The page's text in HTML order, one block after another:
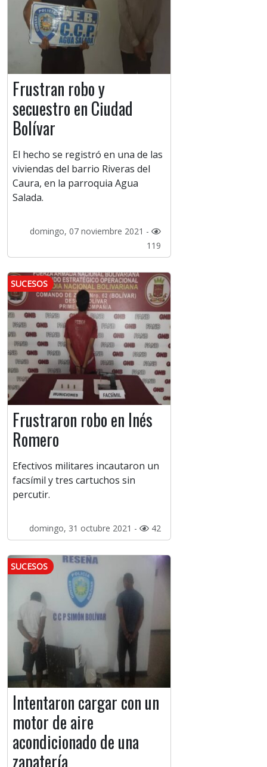
Frustran robo y
secuestro en Ciudad
Bolívar
El hecho se registró en una de las
viviendas del barrio Riveras del
Caura, en la parroquia Agua
Salada.
domingo, 07 noviembre 2021 -
119
SUCESOS
Frustraron robo en Inés
Romero
Efectivos militares incautaron un
facsímil y tres cartuchos sin
percutir.
domingo, 31 octubre 2021 - 42
SUCESOS
Intentaron cargar con un
motor de aire
acondicionado de una
zapatería